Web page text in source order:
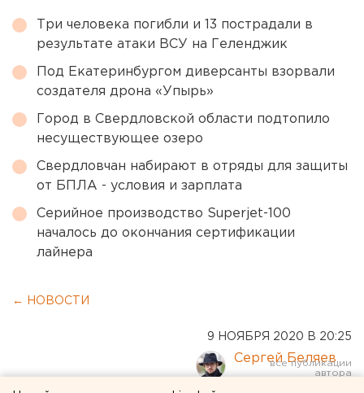
Три человека погибли и 13 пострадали в
результате атаки ВСУ на Геленджик
Под Екатеринбургом диверсанты взорвали
создателя дрона «Упырь»
Город в Свердловской области подтопило
несуществующее озеро
Свердловчан набирают в отряды для защиты
от БПЛА - условия и зарплата
Серийное производство Superjet-100
началось до окончания сертификации
лайнера
← НОВОСТИ
9 НОЯБРЯ 2020 В 20:25
Сергей Беляев